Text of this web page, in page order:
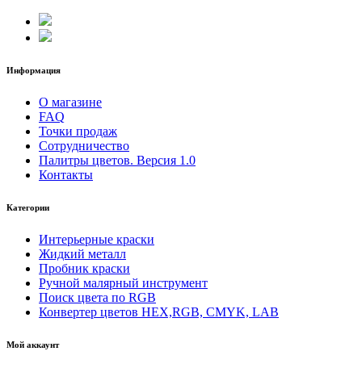
Информация
О магазине
FAQ
Точки продаж
Сотрудничество
Палитры цветов. Версия 1.0
Контакты
Категории
Интерьерные краски
Жидкий металл
Пробник краски
Ручной малярный инструмент
Поиск цвета по RGB
Конвертер цветов HEX,RGB, CMYK, LAB
Мой аккаунт